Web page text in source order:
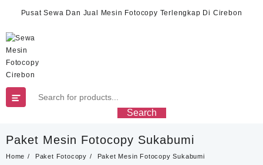
Pusat Sewa Dan Jual Mesin Fotocopy Terlengkap Di Cirebon
Search
Paket Mesin Fotocopy Sukabumi
Home Paket Fotocopy Paket Mesin Fotocopy Sukabumi